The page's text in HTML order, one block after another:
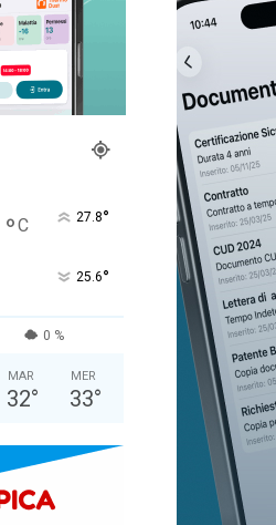
°C 27.8°
25.6°
0 %
MAR
32°
MER
33°